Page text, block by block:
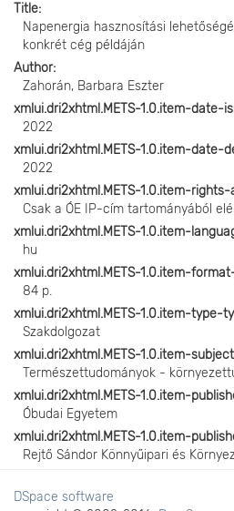
Title
Napenergia hasznosítási
konkrét cég példáján
Author
Zahorán, Barbara Eszter
xmlui.dri2xhtml.METS-1.0.item-date-
2022
xmlui.dri2xhtml.METS-1.0.item-date-
2022
xmlui.dri2xhtml.METS-1.0.item-
Csak a ÓE IP-cím tartományából
xmlui.dri2xhtml.METS-1.0.item-
hu
xmlui.dri2xhtml.METS-1.0.item-
84 p.
xmlui.dri2xhtml.METS-1.0.item-type-
Szakdolgozat
xmlui.dri2xhtml.METS-1.0.item-
Természettudományok -
xmlui.dri2xhtml.METS-1.0.item-
Óbudai Egyetem
xmlui.dri2xhtml.METS-1.0.item-
Rejtő Sándor Könnyűipari és
DSpace software